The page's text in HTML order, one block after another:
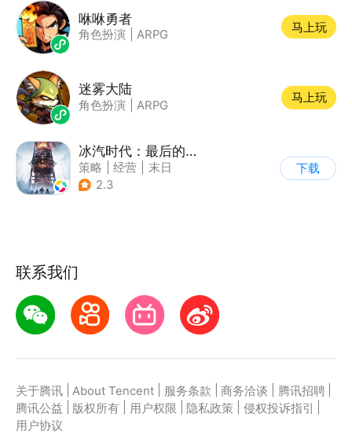
咻咻勇者
角色扮演 ARPG
马上玩
迷雾大陆
角色扮演 ARPG
马上玩
冰汽时代：最后的家园
策略 经营
末日
| steam游戏
2.3
下载
联系我们
关于腾讯 About Tencent 服务条款 商务洽谈 腾讯招聘
腾讯公益
版权所有 用户权限 隐私政策 侵权投诉指引
用户协议